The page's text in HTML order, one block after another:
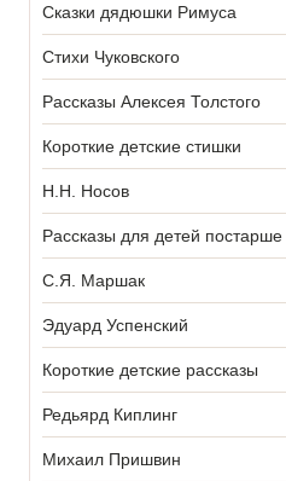
Сказки дядюшки Римуса
Стихи Чуковского
Рассказы Алексея Толстого
Короткие детские стишки
Н.Н. Носов
Рассказы для детей постарше
С.Я. Маршак
Эдуард Успенский
Короткие детские рассказы
Редьярд Киплинг
Михаил Пришвин